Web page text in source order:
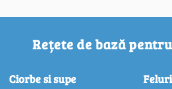
Rețete de bază
Ciorbe si supe